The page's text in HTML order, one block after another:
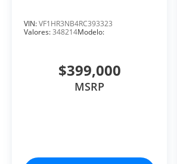
VIN:VF1HR3NB4RC393323
Valores:348214Modelo:
$399,000
MSRP